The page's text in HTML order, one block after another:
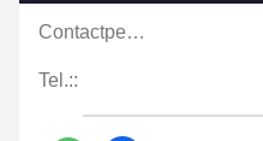
Contactpersonen:
Tel.::